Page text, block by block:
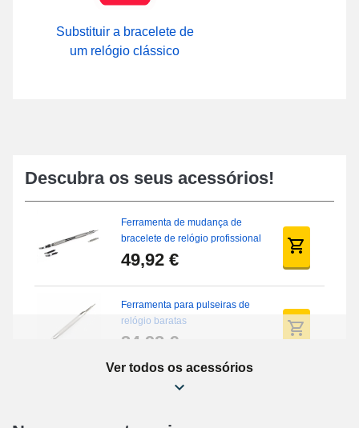
Substituir a bracelete de
um relógio clássico
Descubra os seus acessórios!
Ferramenta de mudança de
bracelete de relógio profissional
49,92 €
Ferramenta para pulseiras de
relógio baratas
34,92 €
Kit de reparação de relógios
Ver todos os acessórios